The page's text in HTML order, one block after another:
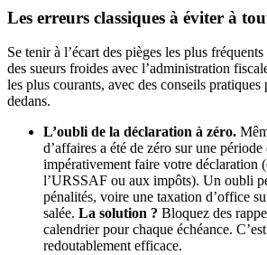
Les erreurs classiques à éviter à
Se tenir à l’écart des pièges les plus
des sueurs froides avec l’administration
les plus courants, avec des conseils pratiques
dedans.
L’oubli de la déclaration à zéro.
d’affaires a été de zéro sur une
impérativement faire votre déclaration
l’URSSAF ou aux impôts). Un oubli
pénalités, voire une taxation d’office
salée. La solution ? Bloquez des
calendrier pour chaque échéance.
redoutablement efficace.